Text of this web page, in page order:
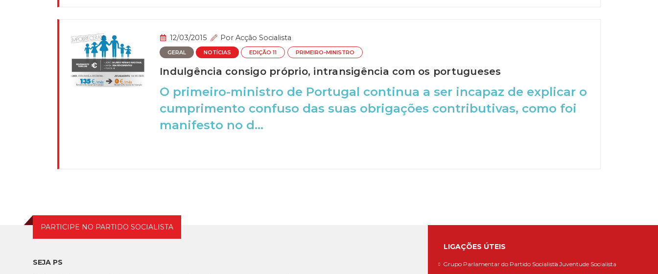
12/03/2015 Por Acção Socialista
GERAL NOTÍCIAS EDIÇÃO 11 PRIMEIRO-MINISTRO
Indulgência consigo próprio, intransigência com os portugueses
O primeiro-ministro de Portugal continua a ser incapaz de explicar o
cumprimento confuso das suas obrigações contributivas, como foi
manifesto no d...
PARTICIPE NO PARTIDO SOCIALISTA
SEJA PS
LIGAÇÕES ÚTEIS
Grupo Parlamentar do Partido Socialista Juventude Socialista